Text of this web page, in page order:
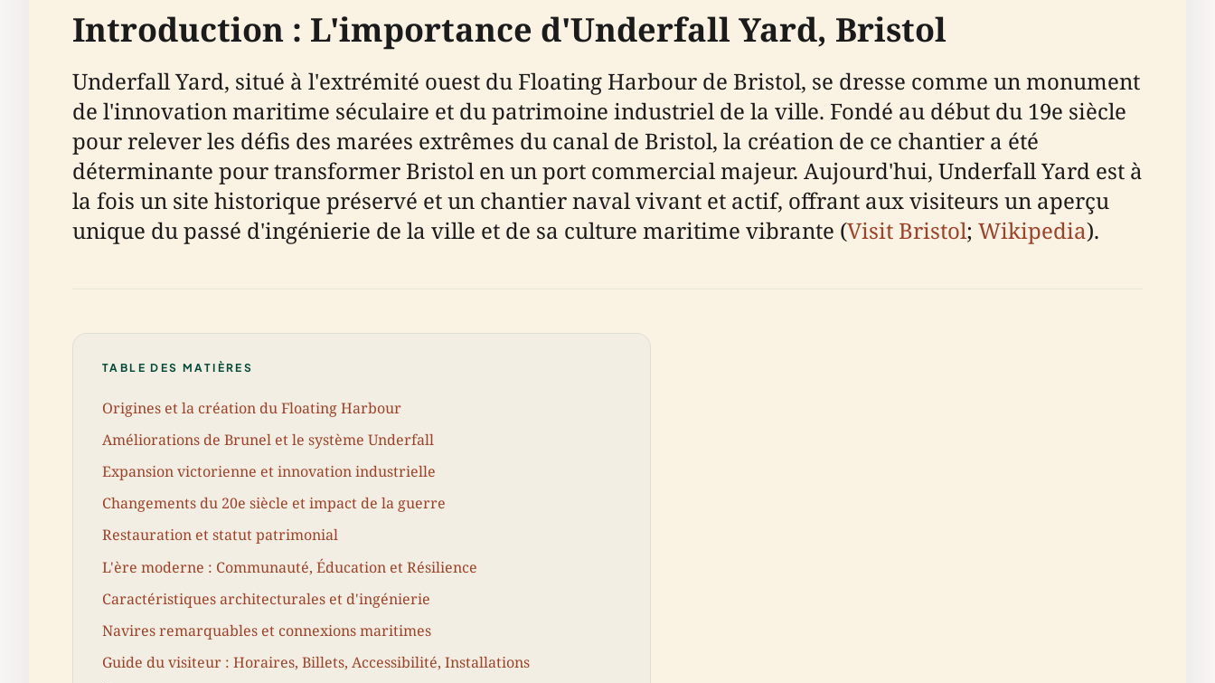
Introduction : L'importance d'Underfall Yard, Bristol
Underfall Yard, situé à l'extrémité ouest du Floating Harbour de Bristol, se dresse comme un monument
de l'innovation maritime séculaire et du patrimoine industriel de la ville. Fondé au début du 19e siècle
pour relever les défis des marées extrêmes du canal de Bristol, la création de ce chantier a été
déterminante pour transformer Bristol en un port commercial majeur. Aujourd'hui, Underfall Yard est à
la fois un site historique préservé et un chantier naval vivant et actif, offrant aux visiteurs un aperçu
unique du passé d'ingénierie de la ville et de sa culture maritime vibrante (Visit Bristol; Wikipedia).
TABLE DES MATIÈRES
Origines et la création du Floating Harbour
Améliorations de Brunel et le système Underfall
Expansion victorienne et innovation industrielle
Changements du 20e siècle et impact de la guerre
Restauration et statut patrimonial
L'ère moderne : Communauté, Éducation et Résilience
Caractéristiques architecturales et d'ingénierie
Navires remarquables et connexions maritimes
Guide du visiteur : Horaires, Billets, Accessibilité, Installations